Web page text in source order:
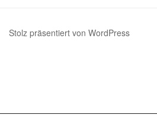
Stolz präsentiert von WordPress